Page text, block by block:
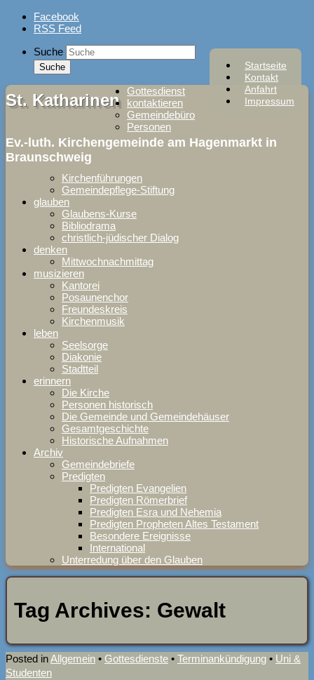
Skip
Facebook
RSS Feed
Startseite
Kontakt
Anfahrt
Impressum
Suche
St. Katharinen
Ev.-luth. Kirchengemeinde am Hagenmarkt in
Braunschweig
Gottesdienst
kontaktieren
Gemeindebüro
Personen
Kirchenführungen
Gemeindepflege-Stiftung
glauben
Glaubens-Kurse
Bibliodrama
christlich-jüdischer Dialog
denken
Mittwochnachmittag
musizieren
Kantorei
Posaunenchor
Freundeskreis
Kirchenmusik
leben
Seelsorge
Diakonie
Stadtteil
erinnern
Die Kirche
Personen historisch
Die Gemeinde und Gemeindehäuser
Gesamtgeschichte
Historische Aufnahmen
Archiv
Gemeindebriefe
Predigten
Predigten Evangelien
Predigten Römerbrief
Predigten Esra und Nehemia
Predigten Propheten Altes Testament
Besondere Ereignisse
International
Unterredung über den Glauben
Tag Archives: Gewalt
Posted inAllgemein • Gottesdienste • Terminankündigung • Uni &
Studenten